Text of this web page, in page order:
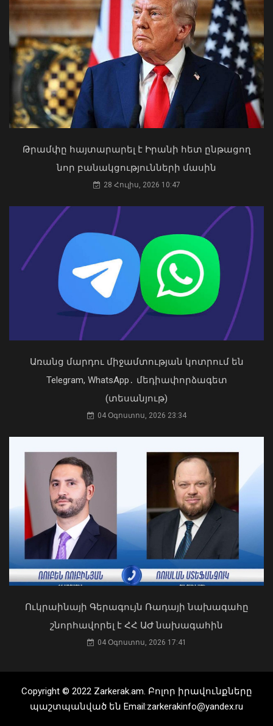
Վթարային ջրանջատում Երևանի
Մալաթիա-Սեբաստիա վարչական
շրջանում
09 Օգոստոս, 2026 11:08
ՆԳՆ-ն հայտնել է՝ 6 ամսում քանի
արձանագրություն է կազմվել
տրանսպորտային միջոցը ոչ սթափ
վարելու համար
09 Օգոստոս, 2026 10:41
Հանրապետությունում
ավտոճանապարհներն անցանելի են
09 Օգոստոս, 2026 10:30
«Ուժեղ Հայաստան»-ը դեմ է
քվեարկելու ԱԺ նախագահի
պաշտոնում Ռուբեն Ռուբինյանի
03 Օգոստոս, 2026 13:13
Դուք 5 տարի ինձնից փախած եք ման
եկել. Կոնջորյանը՝ «Հայաստան»
դաշինքի պատգամավորներին
04 Օգոստոս, 2026 15:53
ցանկացած տիպի բռնություն ինձ
համար դատապարտելի է. Հայկ
Թրամփը հայտարարել է Իրանի հետ ընթացող
նոր բանակցությունների մասին
28 Հուլիս, 2026 10:47
Առանց մարդու միջամտության կոտրում են
Telegram, WhatsApp․ մեդիափորձագետ
(տեսանյութ)
04 Օգոստոս, 2026 23:34
Ուկրաինայի Գերագույն Ռադայի նախագահը
շնորհավորել է ՀՀ ԱԺ նախագահին
04 Օգոստոս, 2026 17:41
Copyright © 2022 Zarkerak.am. Բոլոր իրավունքները
պաշտպանված են Email:zarkerakinfo@yandex.ru